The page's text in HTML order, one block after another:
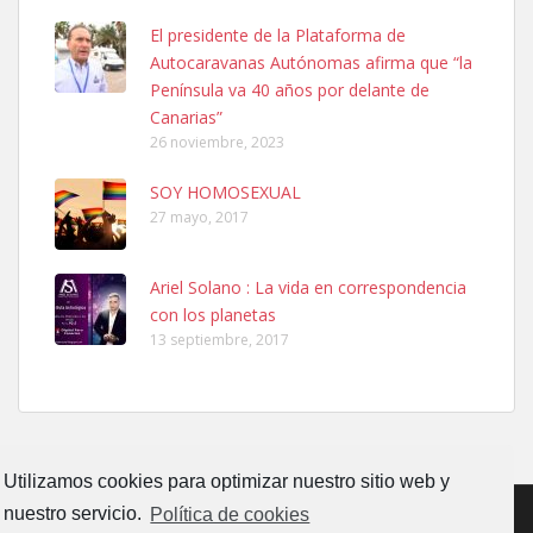
Utilizamos cookies para optimizar nuestro sitio web y
nuestro servicio. Política de cookies
Ninfa perdida
El día 5 se los perdió una ninfa papillera, asustada tiene miedo a la
calle, se perdió por la zon...
Leales.org » Gran Canaria
6.7.2025
Adopcion
Busco casa de acogida para mi perrita ya que por temas de trabajo
no la puedo tener. Solo gente r...
El presidente de la Plataforma de
Autocaravanas Autónomas afirma que “la
Península va 40 años por delante de
Canarias”
26 noviembre, 2023
SOY HOMOSEXUAL
27 mayo, 2017
Ariel Solano : La vida en correspondencia
con los planetas
13 septiembre, 2017